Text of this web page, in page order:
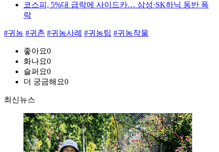
코스피, 5%대 급락에 사이드카… 삼성·SK하닉 동반 폭
락
#귀농 #귀촌 #귀농사례 #귀농팁 #귀농작물
좋아요0
화나요0
슬퍼요0
더 궁금해요0
최신뉴스